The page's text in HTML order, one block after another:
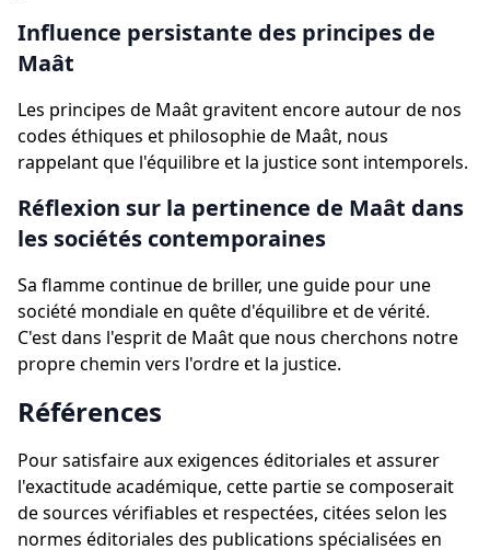
Influence persistante des principes de
Maât
Les principes de Maât gravitent encore autour de nos
codes éthiques et philosophie de Maât, nous
rappelant que l'équilibre et la justice sont intemporels.
Réflexion sur la pertinence de Maât dans
les sociétés contemporaines
Sa flamme continue de briller, une guide pour une
société mondiale en quête d'équilibre et de vérité.
C'est dans l'esprit de Maât que nous cherchons notre
propre chemin vers l'ordre et la justice.
Références
Pour satisfaire aux exigences éditoriales et assurer
l'exactitude académique, cette partie se composerait
de sources vérifiables et respectées, citées selon les
normes éditoriales des publications spécialisées en